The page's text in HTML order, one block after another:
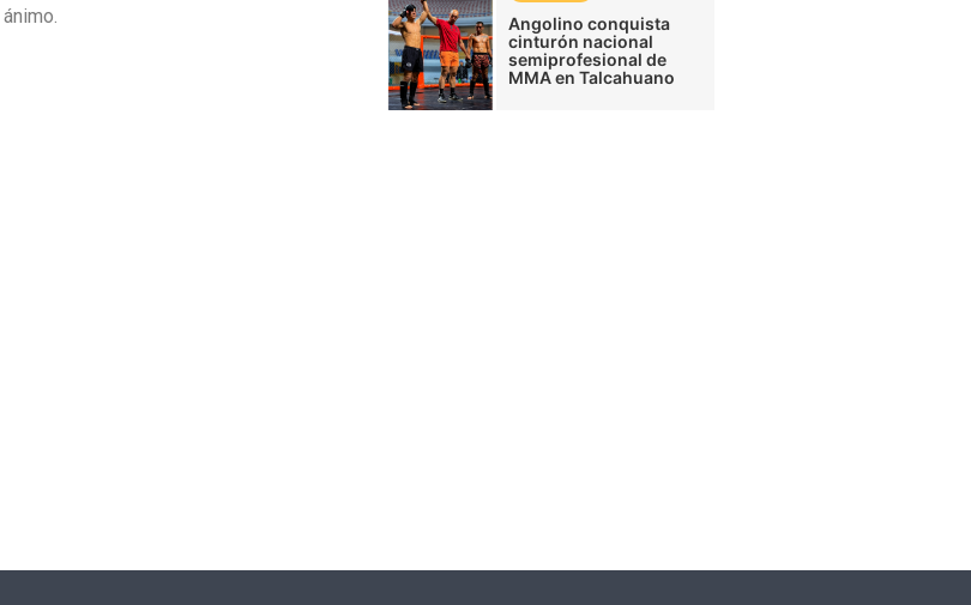
Angolino conquista
cinturón nacional
semiprofesional de
MMA en Talcahuano